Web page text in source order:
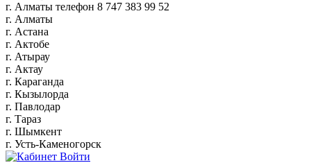
г. Алматы телефон 8 747 383 99 52
г. Алматы
г. Астана
г. Актобе
г. Атырау
г. Актау
г. Караганда
г. Кызылорда
г. Павлодар
г. Тараз
г. Шымкент
г. Усть-Каменогорск
Войти